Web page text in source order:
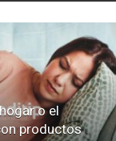
o el
productos